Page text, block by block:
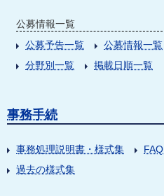
公募情報一覧
公募予告一覧
公募情報一覧
分野別一覧
掲載日順一覧
事務手続
事務処理説明書・様式集 FAQ
過去の様式集